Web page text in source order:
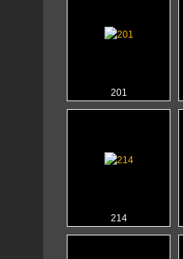
201
214